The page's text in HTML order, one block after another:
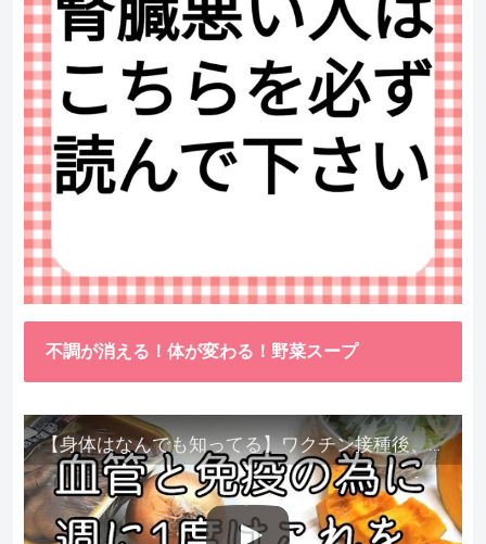
不調が消える！体が変わる！野菜スープ
【身体はなんでも知ってる】ワクチン接種後、異常に食べたくなった野菜が細胞回復に貢献してくれました。